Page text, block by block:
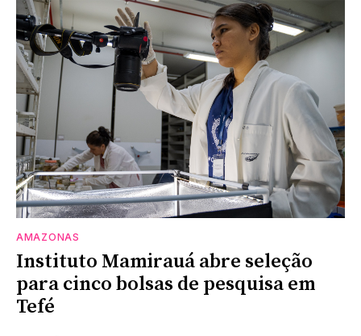
AMAZONAS
Instituto Mamirauá abre seleção
para cinco bolsas de pesquisa em
Tefé